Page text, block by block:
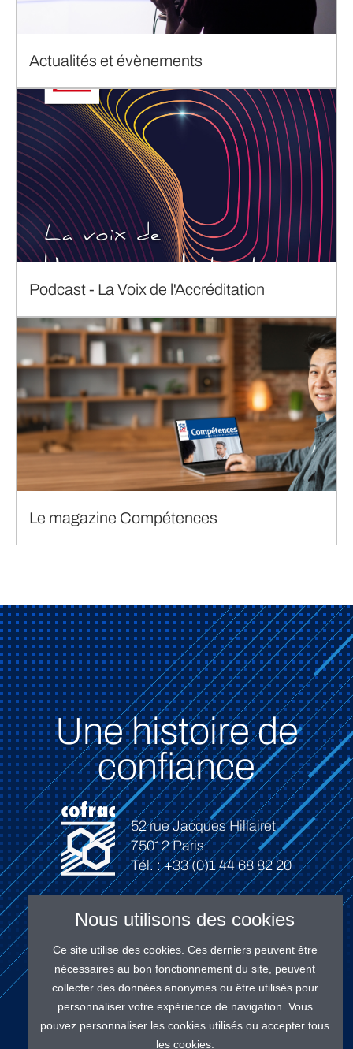
Actualités et évènements
Podcast - La Voix de l'Accréditation
Le magazine Compétences
Une histoire de
confiance
52 rue Jacques Hillairet
75012 Paris
Tél. : +33 (0)1 44 68 82 20
Connexion
Nous utilisons des cookies
Ce site utilise des cookies. Ces derniers peuvent être
nécessaires au bon fonctionnement du site, peuvent
collecter des données anonymes ou être utilisés pour
personnaliser votre expérience de navigation. Vous
pouvez personnaliser les cookies utilisés ou accepter tous
les cookies.